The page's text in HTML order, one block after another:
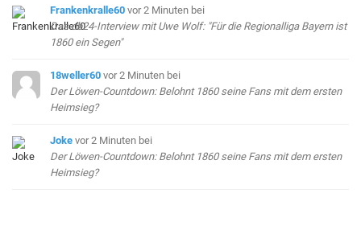
Frankenkralle60 vor 2 Minuten bei
Das db24-Interview mit Uwe Wolf: "Für die Regionalliga Bayern ist
1860 ein Segen"
18weller60 vor 2 Minuten bei
Der Löwen-Countdown: Belohnt 1860 seine Fans mit dem ersten
Heimsieg?
Joke vor 2 Minuten bei
Der Löwen-Countdown: Belohnt 1860 seine Fans mit dem ersten
Heimsieg?